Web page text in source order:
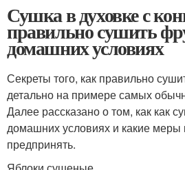
Сушка в духовке с
правильно сушить
домашних условиях
Секреты того, как правильно
детально на примере самых
Далее рассказано о том, как как
домашних условиях и какие меры
предпринять.